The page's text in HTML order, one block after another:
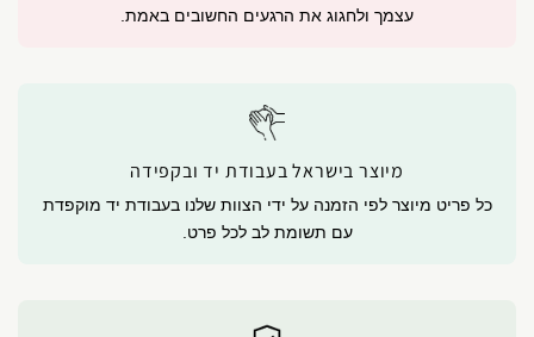
עצמך ולחגוג את הרגעים החשובים באמת.
מיוצר בישראל בעבודת יד ובקפידה
כל פריט מיוצר לפי הזמנה על ידי הצוות שלנו בעבודת יד מוקפדת
עם תשומת לב לכל פרט.